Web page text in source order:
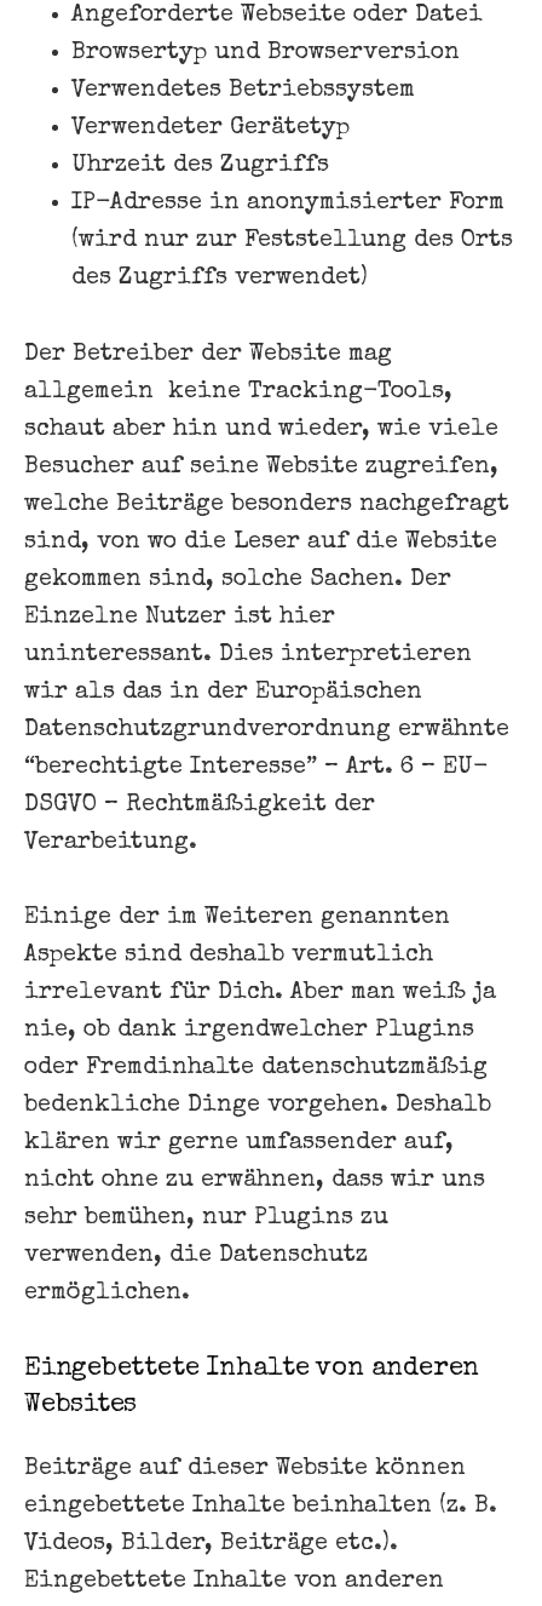
Angeforderte Webseite oder Datei
Browsertyp und Browserversion
Verwendetes Betriebssystem
Verwendeter Gerätetyp
Uhrzeit des Zugriffs
IP-Adresse in anonymisierter Form
(wird nur zur Feststellung des Orts
des Zugriffs verwendet)
Der Betreiber der Website mag
allgemein keine Tracking-Tools,
schaut aber hin und wieder, wie viele
Besucher auf seine Website zugreifen,
welche Beiträge besonders nachgefragt
sind, von wo die Leser auf die Website
gekommen sind, solche Sachen. Der
Einzelne Nutzer ist hier
uninteressant. Dies interpretieren
wir als das in der Europäischen
Datenschutzgrundverordnung erwähnte
“berechtigte Interesse” – Art. 6 – EU-
DSGVO – Rechtmäßigkeit der
Verarbeitung.
Einige der im Weiteren genannten
Aspekte sind deshalb vermutlich
irrelevant für Dich. Aber man weiß ja
nie, ob dank irgendwelcher Plugins
oder Fremdinhalte datenschutzmäßig
bedenkliche Dinge vorgehen. Deshalb
klären wir gerne umfassender auf,
nicht ohne zu erwähnen, dass wir uns
sehr bemühen, nur Plugins zu
verwenden, die Datenschutz
ermöglichen.
Eingebettete Inhalte von anderen
Websites
Beiträge auf dieser Website können
eingebettete Inhalte beinhalten (z. B.
Videos, Bilder, Beiträge etc.).
Eingebettete Inhalte von anderen